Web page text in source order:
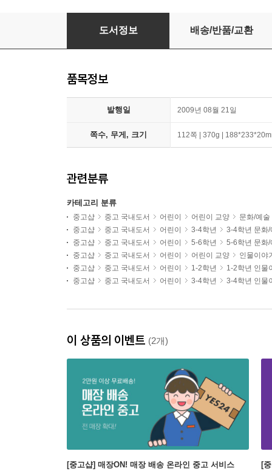
모네 순간을 그린 화가들
도서정보 배송/반품/교환
품목정보
발행일 2009년 08월 21일
쪽수, 무게, 크기 112쪽 | 370g |
관련분류
카테고리 분류
중고샵 중고 국내도서 어린이 어린이 교양
문화/예술
중고샵
중고 국내도서 어린이 3-4학년
3-4학년 문화/
중고샵
중고 국내도서 어린이 5-6학년
5-6학년 문화/
중고샵
중고 국내도서 어린이 어린이 교양
인물이야
중고샵
중고 국내도서 어린이 1-2학년
1-2학년 인물
중고샵
중고 국내도서 어린이 3-4학년 3-4학년 인물
이 상품의 이벤트 (2개)
[중고샵] 매장ON! 매장 배송 온라인 중고 서비스 [